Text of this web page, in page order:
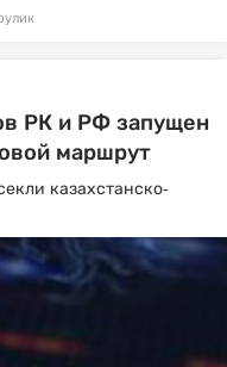
РК и РФ запущен
маршрут
казахстанско-